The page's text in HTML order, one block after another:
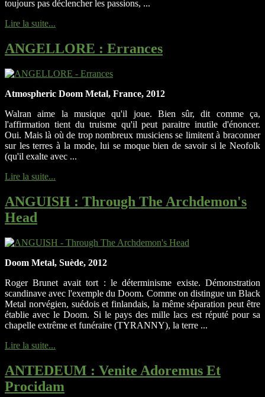
toujours pas déclencher les passions, ...
Lire la suite...
ANGELLORE : Errances
Atmospheric Doom Metal, France, 2012
Walran aime la musique qu'il joue. Bien sûr, dit comme ça,
l'affirmation tient du truisme qu'il peut paraitre inutile d'énoncer.
Oui. Mais là où de trop nombreux musiciens se limitent à braconner
sur les terres à la mode, lui se moque bien de savoir si le Neofolk
(qu'il exalte avec ...
Lire la suite...
ANGUISH : Through The Archdemon's
Head
Doom Metal, Suède, 2012
Roger Brunet avait tort : le déterminisme existe. Démonstration
scandinave avec l'exemple du Doom. Comme on distingue un Black
Metal norvégien, suédois et finlandais, la même séparation peut être
établie avec le Doom. Si le pays des mille lacs est réputé pour sa
chapelle extrême et funéraire (TYRANNY), la terre ...
Lire la suite...
ANTEDEUM : Venite Adoremus Et
Procidam